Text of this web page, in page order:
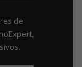
de